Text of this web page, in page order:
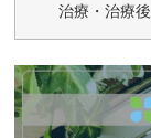
治療・治療